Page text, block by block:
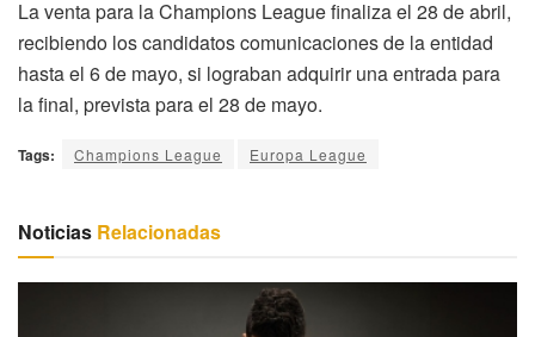
La venta para la Champions League finaliza el 28 de abril,
recibiendo los candidatos comunicaciones de la entidad
hasta el 6 de mayo, si lograban adquirir una entrada para
la final, prevista para el 28 de mayo.
Tags: Champions League Europa League
Noticias Relacionadas